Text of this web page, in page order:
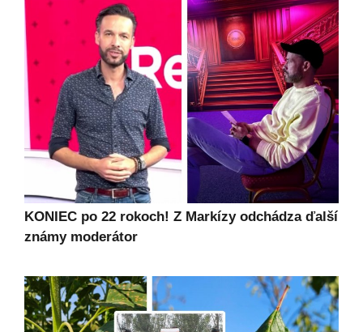
KONIEC po 22 rokoch! Z Markízy odchádza ďalší
známy moderátor